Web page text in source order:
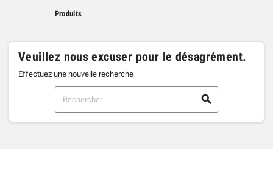
Produits
Veuillez nous excuser pour le désagrément.
Effectuez une nouvelle recherche
